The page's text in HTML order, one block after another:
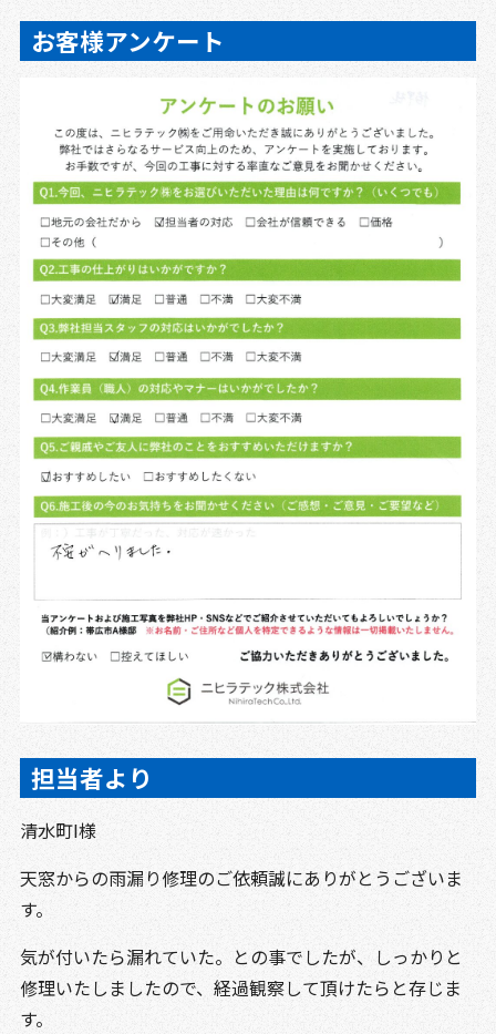
お客様アンケート
担当者より
清水町I様
天窓からの雨漏り修理のご依頼誠にありがとうございま
す。
気が付いたら漏れていた。との事でしたが、しっかりと
修理いたしましたので、経過観察して頂けたらと存じま
す。